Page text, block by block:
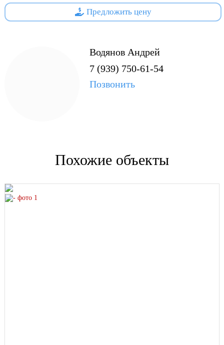
Предложить цену
Водянов Андрей
7 (939) 750-61-54
Позвонить
Похожие объекты